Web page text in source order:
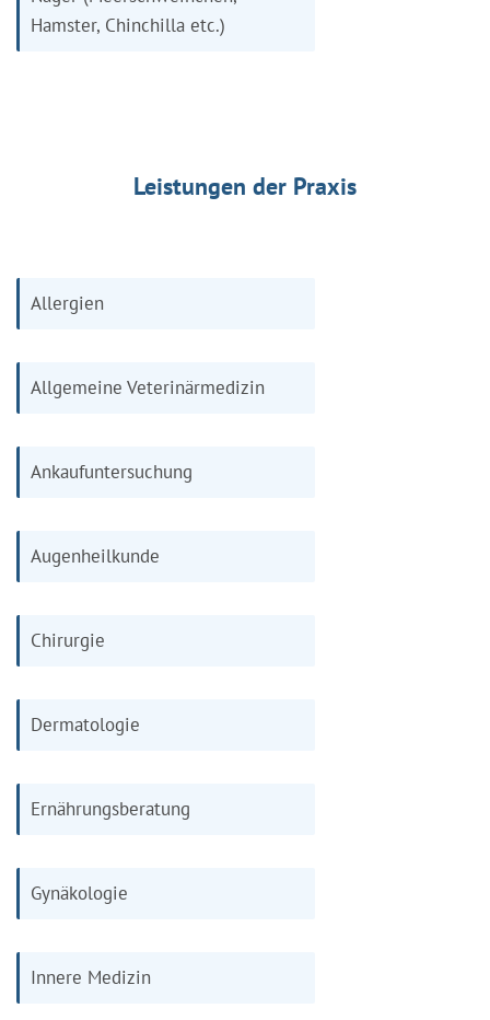
Hamster, Chinchilla etc.)
Leistungen der Praxis
Allergien
Allgemeine Veterinärmedizin
Ankaufuntersuchung
Augenheilkunde
Chirurgie
Dermatologie
Ernährungsberatung
Gynäkologie
Innere Medizin